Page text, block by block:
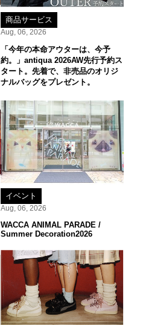
商品サービス
Aug, 06, 2026
「今年の本命アウターは、今予
約。」antiqua 2026AW先行予約ス
タート。先着で、非売品のオリジ
ナルバッグをプレゼント。
イベント
Aug, 06, 2026
WACCA ANIMAL PARADE /
Summer Decoration2026